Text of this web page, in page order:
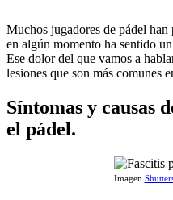
Muchos jugadores de pádel
en algún momento ha sentido
Ese dolor del que vamos a
lesiones que son más comunes
Síntomas y causas
el pádel.
Imagen